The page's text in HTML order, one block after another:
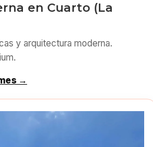
en Cuarto (La
y arquitectura moderna.
→